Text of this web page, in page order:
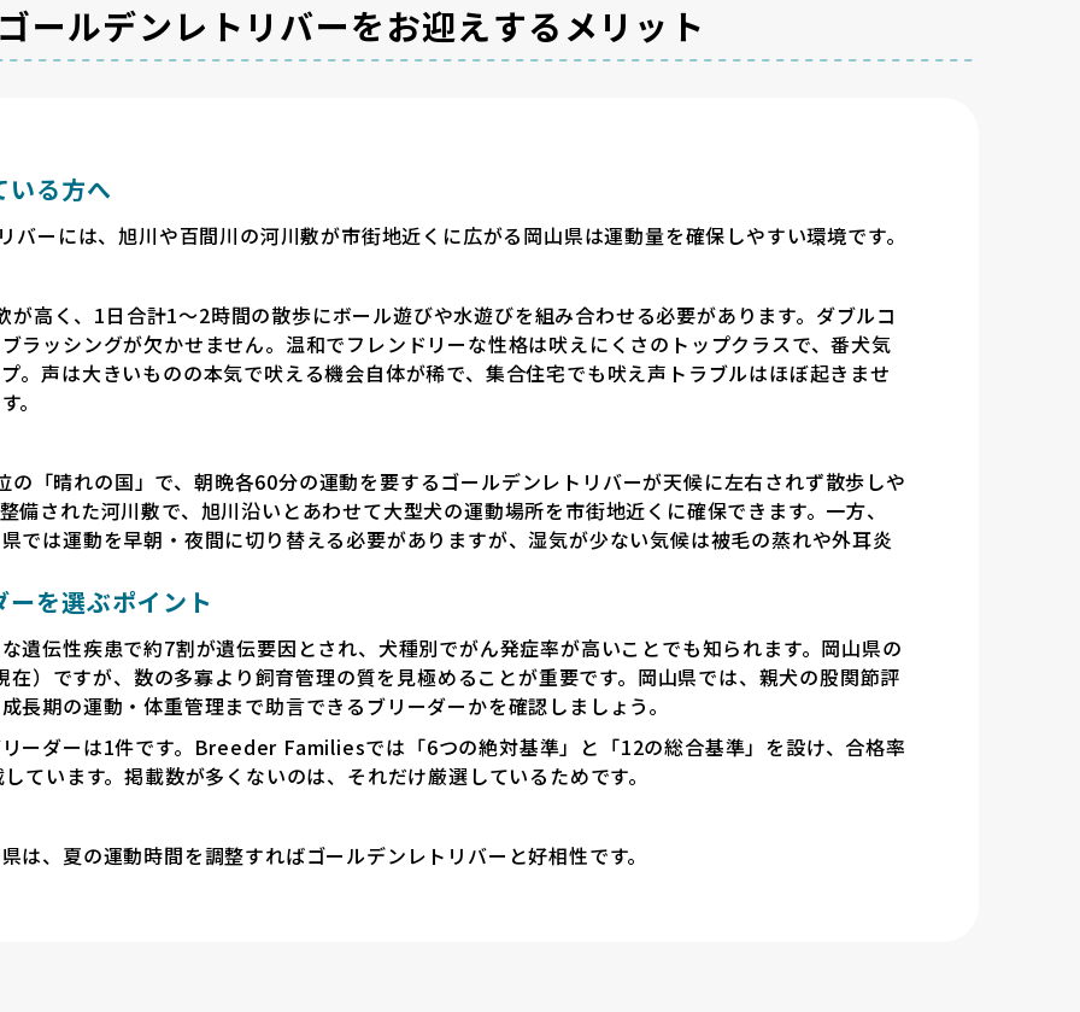
ールデンレトリバーをお迎えするメリット
いる方へ
ーには、旭川や百間川の河川敷が市街地近くに広がる岡山県は運動量を確保しやすい環境です。
高く、1日合計1〜2時間の散歩にボール遊びや水遊びを組み合わせる必要があります。ダブルコ
ラッシングが欠かせません。温和でフレンドリーな性格は吠えにくさのトップクラスで、番犬気
。声は大きいものの本気で吠える機会自体が稀で、集合住宅でも吠え声トラブルはほぼ起きませ
。
「晴れの国」で、朝晩各60分の運動を要するゴールデンレトリバーが天候に左右されず散歩しや
された河川敷で、旭川沿いとあわせて大型犬の運動場所を市街地近くに確保できます。一方、
では運動を早朝・夜間に切り替える必要がありますが、湿気が少ない気候は被毛の蒸れや外耳炎
を選ぶポイント
遺伝性疾患で約7割が遺伝要因とされ、犬種別でがん発症率が高いことでも知られます。岡山県の
）ですが、数の多寡より飼育管理の質を見極めることが重要です。岡山県では、親犬の股関節評
長期の運動・体重管理まで助言できるブリーダーかを確認しましょう。
ーダーは1件です。Breeder Familiesでは「6つの絶対基準」と「12の総合基準」を設け、合格率
います。掲載数が多くないのは、それだけ厳選しているためです。
、夏の運動時間を調整すればゴールデンレトリバーと好相性です。